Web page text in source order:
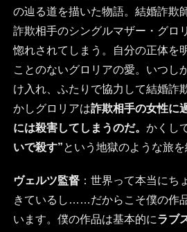
の辿る道を描いた物語。結婚詐欺
詐欺相手のシングルマザー・グロ
惚れされてしまう。自分の正体を
ことのないグロリアの愛。いつし
け入れ、ふたりで協力して結婚詐
かしグロリアは詐欺相手の女性に
には殺害してしまうのだ。 かくし
いで殺す”という地獄のような旅を
ヴェルツ監督：世界って本当にち
きているし……だからこそ僕の作
います。僕の作品は基本的にラブ